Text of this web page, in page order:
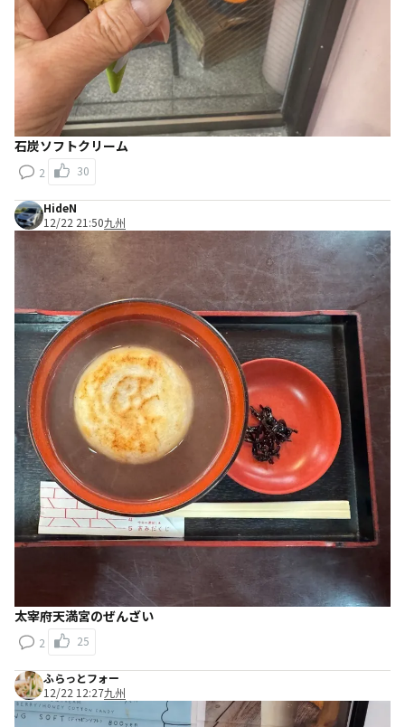
石炭ソフトクリーム
2 30
HideN
12/22 21:50九州
太宰府天満宮のぜんざい
2 25
ふらっとフォー
12/22 12:27九州